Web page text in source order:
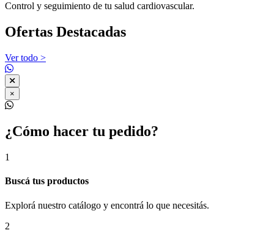
Control y seguimiento de tu salud cardiovascular.
Ofertas Destacadas
Ver todo >
×
¿Cómo hacer tu pedido?
1
Buscá tus productos
Explorá nuestro catálogo y encontrá lo que necesitás.
2